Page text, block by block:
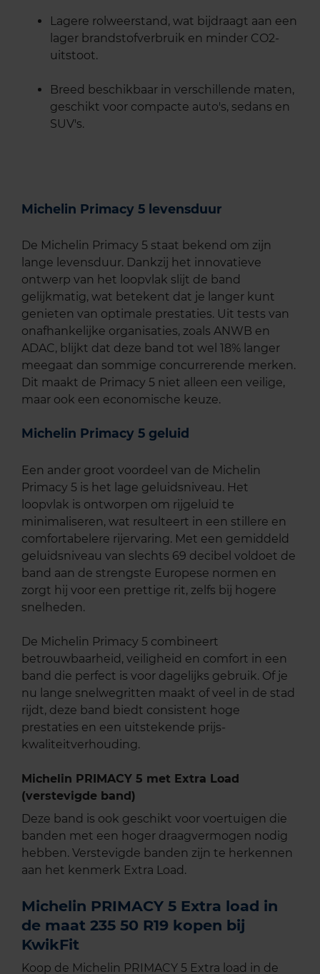
Lagere rolweerstand, wat bijdraagt aan een
lager brandstofverbruik en minder CO2-
uitstoot.
Breed beschikbaar in verschillende maten,
geschikt voor compacte auto's, sedans en
SUV's.
Michelin Primacy 5 levensduur
De Michelin Primacy 5 staat bekend om zijn
lange levensduur. Dankzij het innovatieve
ontwerp van het loopvlak slijt de band
gelijkmatig, wat betekent dat je langer kunt
genieten van optimale prestaties. Uit tests van
onafhankelijke organisaties, zoals ANWB en
ADAC, blijkt dat deze band tot wel 18% langer
meegaat dan sommige concurrerende merken.
Dit maakt de Primacy 5 niet alleen een veilige,
maar ook een economische keuze.
Michelin Primacy 5 geluid
Een ander groot voordeel van de Michelin
Primacy 5 is het lage geluidsniveau. Het
loopvlak is ontworpen om rijgeluid te
minimaliseren, wat resulteert in een stillere en
comfortabelere rijervaring. Met een gemiddeld
geluidsniveau van slechts 69 decibel voldoet de
band aan de strengste Europese normen en
zorgt hij voor een prettige rit, zelfs bij hogere
snelheden.
De Michelin Primacy 5 combineert
betrouwbaarheid, veiligheid en comfort in een
band die perfect is voor dagelijks gebruik. Of je
nu lange snelwegritten maakt of veel in de stad
rijdt, deze band biedt consistent hoge
prestaties en een uitstekende prijs-
kwaliteitverhouding.
Michelin PRIMACY 5 met Extra Load
(verstevigde band)
Deze band is ook geschikt voor voertuigen die
banden met een hoger draagvermogen nodig
hebben. Verstevigde banden zijn te herkennen
aan het kenmerk Extra Load.
Michelin PRIMACY 5 Extra load in
de maat 235 50 R19 kopen bij
KwikFit
Koop de Michelin PRIMACY 5 Extra load in de